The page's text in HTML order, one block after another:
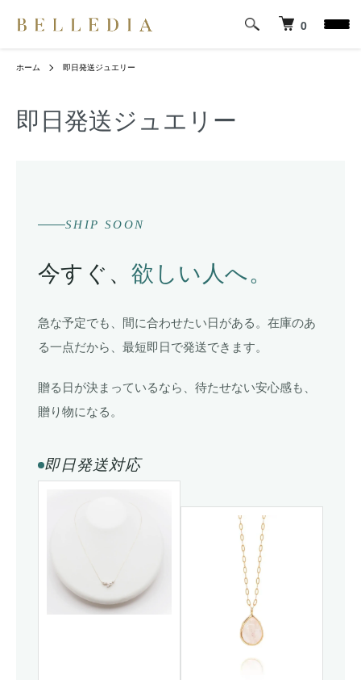
0
ホーム 即日発送ジュエリー
即日発送ジュエリー
SHIP SOON
今すぐ、欲しい人へ。
急な予定でも、間に合わせたい日がある。在庫のあ
る一点だから、最短即日で発送できます。
贈る日が決まっているなら、待たせない安心感も、
贈り物になる。
即日発送対応